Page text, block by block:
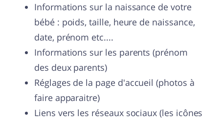
Informations sur la naissance de votre
bébé : poids, taille, heure de naissance,
date, prénom etc....
Informations sur les parents (prénom
des deux parents)
Réglages de la page d'accueil (photos à
faire apparaitre)
Liens vers les réseaux sociaux (les icônes